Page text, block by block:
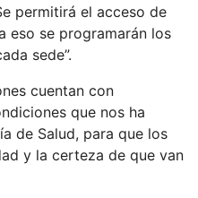
permitirá el acceso de
eso se programarán los
sede”.
cuentan con
que nos ha
de Salud, para que los
y la certeza de que van